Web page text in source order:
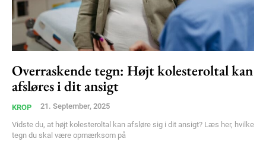
Orci varius natoque dolor
YEARLY PRICING MONTHLY PRICING
Overraskende tegn: Højt kolesteroltal kan
afsløres i dit ansigt
KROP 21. September, 2025
Vidste du, at højt kolesteroltal kan afsløre sig i dit ansigt? Læs her, hvilke
tegn du skal være opmærksom på